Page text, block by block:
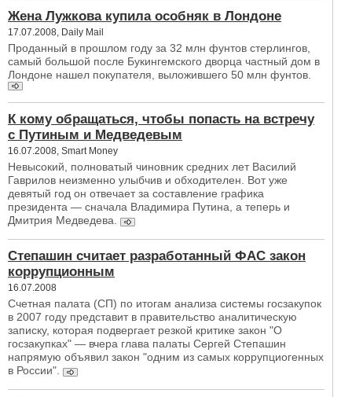
Жена Лужкова купила особняк в Лондоне
17.07.2008, Daily Mail
Проданный в прошлом году за 32 млн фунтов стерлингов,
самый большой после Букингемского дворца частный дом в
Лондоне нашел покупателя, выложившего 50 млн фунтов.
К кому обращаться, чтобы попасть на встречу
с Путиным и Медведевым
16.07.2008, Smart Money
Невысокий, полноватый чиновник средних лет Василий
Гаврилов неизменно улыбчив и обходителен. Вот уже
девятый год он отвечает за составление графика
президента — сначала Владимира Путина, а теперь и
Дмитрия Медведева.
Степашин считает разработанный ФАС закон
коррупционным
16.07.2008
Счетная палата (СП) по итогам анализа системы госзакупок
в 2007 году представит в правительство аналитическую
записку, которая подвергает резкой критике закон "О
госзакупках" — вчера глава палаты Сергей Степашин
напрямую объявил закон "одним из самых коррупциогенных
в России".